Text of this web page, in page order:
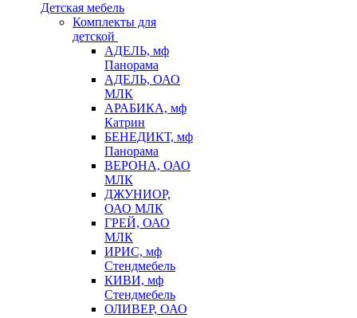
Детская мебель
Комплекты для
детской
АДЕЛЬ, мф
Панорама
АДЕЛЬ, ОАО
МЛК
АРАБИКА, мф
Катрин
БЕНЕДИКТ, мф
Панорама
ВЕРОНА, ОАО
МЛК
ДЖУНИОР,
ОАО МЛК
ГРЕЙ, ОАО
МЛК
ИРИС, мф
Стендмебель
КИВИ, мф
Стендмебель
ОЛИВЕР, ОАО